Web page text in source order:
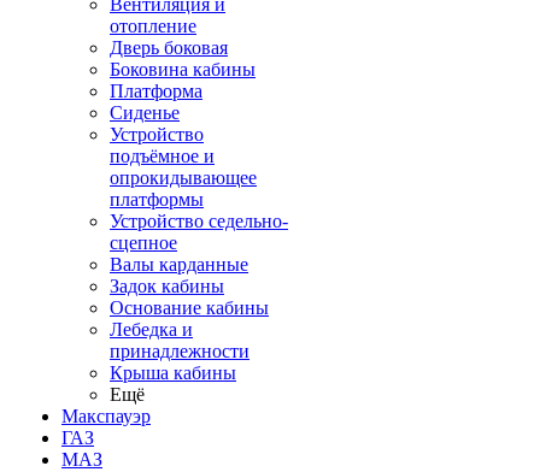
Вентиляция и
отопление
Дверь боковая
Боковина кабины
Платформа
Сиденье
Устройство
подъёмное и
опрокидывающее
платформы
Устройство седельно-
сцепное
Валы карданные
Задок кабины
Основание кабины
Лебедка и
принадлежности
Крыша кабины
Ещё
Макспауэр
ГАЗ
МАЗ